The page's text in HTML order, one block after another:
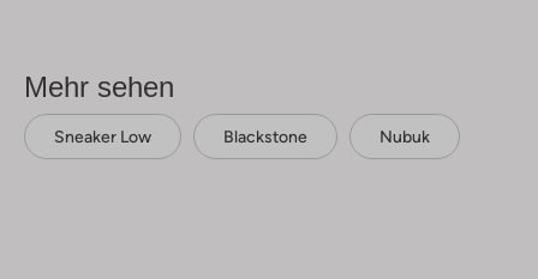
Mehr sehen
Sneaker Low Blackstone Nubuk